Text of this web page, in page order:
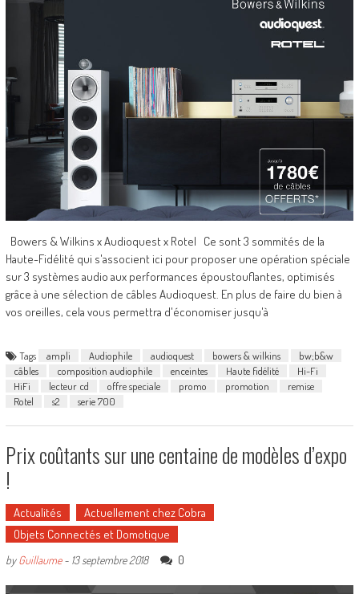
Bowers & Wilkins x Audioquest x Rotel Ce sont 3 sommités de la
Haute-Fidélité qui s'associent ici pour proposer une opération spéciale
sur 3 systèmes audio aux performances époustouflantes, optimisés
grâce à une sélection de câbles Audioquest. En plus de faire du bien à
vos oreilles, cela vous permettra d'économiser jusqu'à
Tags ampli Audiophile audioquest bowers & wilkins
bw;b&w
câbles
composition audiophile enceintes Haute fidélité
Hi-Fi
HiFi
lecteur cd offre speciale promo promotion
remise
Rotel
s2 serie 700
Prix coûtants sur une centaine de modèles d’expo
!
Actualités
Actuellement chez Cobra
Objets Connectés et Domotique
byGuillaume- 13 septembre 2018 0